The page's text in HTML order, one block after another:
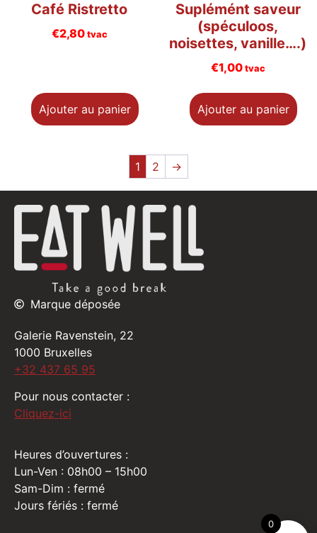
Café Ristretto
€2,80 tvac
Ajouter au panier
Suplémént saveur
(spéculoos,
noisettes, vanille….)
€1,00 tvac
Ajouter au panier
1 2 →
Marque déposée
Galerie Ravenstein, 22
1000 Bruxelles
+32 437 65 95
Pour nous contacter :
Cliquez-ici
Heures d’ouvertures :
Lun-Ven : 08h00 – 15h00
Sam-Dim : fermé
Jours fériés : fermé
0